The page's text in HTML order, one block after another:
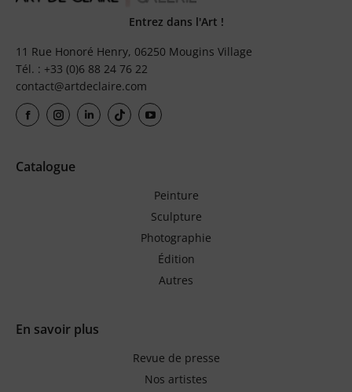
Entrez dans l'Art !
11 Rue Honoré Henry, 06250 Mougins Village
Tél. : +33 (0)6 88 24 76 22
contact@artdeclaire.com
Catalogue
Peinture
Sculpture
Photographie
Édition
Autres
En savoir plus
Revue de presse
Nos artistes